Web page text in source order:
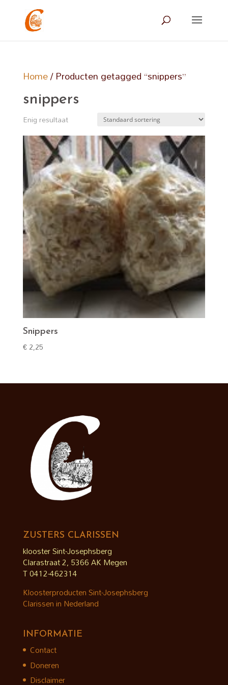
Home/ Producten getagged “snippers”
snippers
Enig resultaat
Snippers
€2,25
ZUSTERS CLARISSEN
klooster Sint-Josephsberg
Clarastraat 2, 5366 AK Megen
T 0412-462314
Kloosterproducten Sint-Josephsberg
Clarissen in Nederland
INFORMATIE
Contact
Doneren
Disclaimer